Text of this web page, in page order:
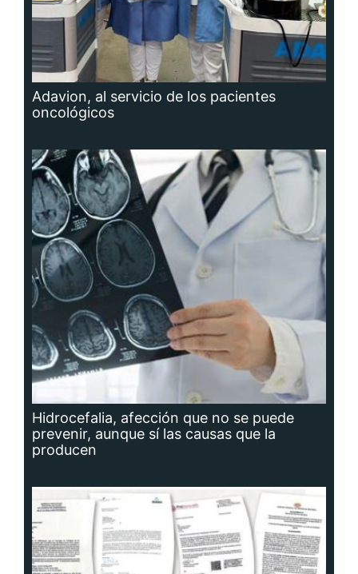
Adavion, al servicio de los pacientes
oncológicos
Hidrocefalia, afección que no se puede
prevenir, aunque sí las causas que la
producen